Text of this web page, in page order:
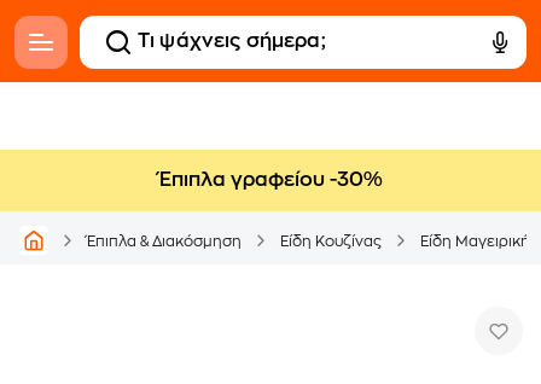
Έπιπλα γραφείου -30%
Έπιπλα & Διακόσμηση Είδη Κουζίνας Είδη